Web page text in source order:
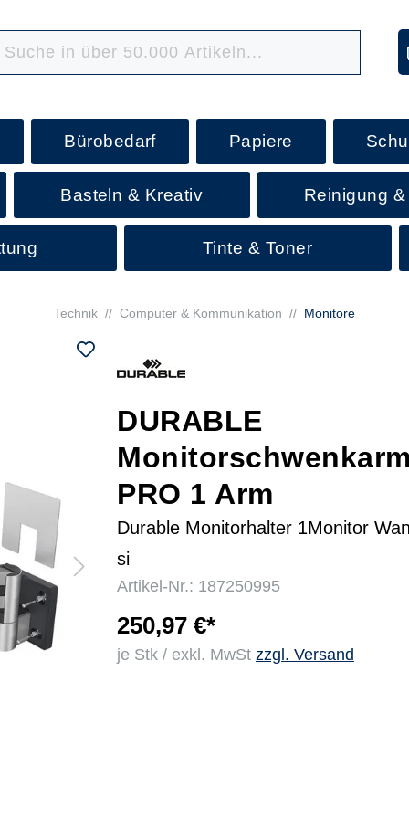
Bürobedarf Papiere
Basteln & Kreativ Reinigung
Tinte & Toner
Technik // Computer & Kommunikation // Monitore
DURABLE
Monitorschwenkarm
PRO 1 Arm
Durable Monitorhalter 1Monitor
si
Artikel-Nr.: 187250995
250,97 €*
je Stk / exkl. MwSt zzgl. Versand